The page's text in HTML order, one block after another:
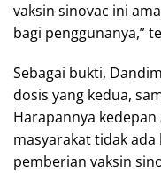
vaksin sinovac ini
bagi penggunanya,”
Sebagai bukti,
dosis yang kedua,
Harapannya
masyarakat tidak
pemberian vaksin